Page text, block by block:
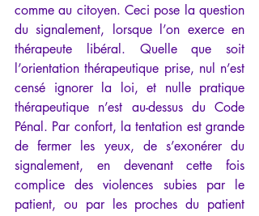
comme au citoyen. Ceci pose la question
du signalement, lorsque l’on exerce en
thérapeute libéral. Quelle que soit
l’orientation thérapeutique prise, nul n’est
censé ignorer la loi, et nulle pratique
thérapeutique n’est au-dessus du Code
Pénal. Par confort, la tentation est grande
de fermer les yeux, de s’exonérer du
signalement, en devenant cette fois
complice des violences subies par le
patient, ou par les proches du patient